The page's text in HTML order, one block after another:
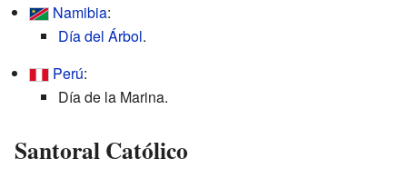
Namibia:
Día del Árbol.
Perú:
Día de la Marina.
Santoral Católico